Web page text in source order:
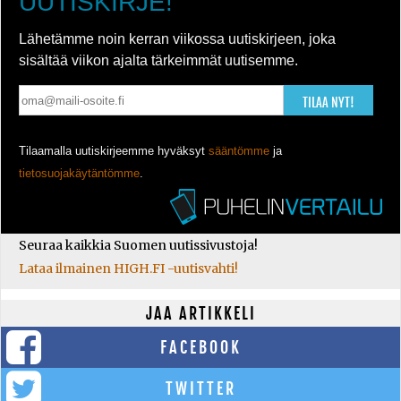
Lähetämme noin kerran viikossa uutiskirjeen, joka
sisältää viikon ajalta tärkeimmät uutisemme.
TILAA NYT!
Tilaamalla uutiskirjeemme hyväksyt sääntömme ja
tietosuojakäytäntömme.
Seuraa kaikkia Suomen uutissivustoja!
Lataa ilmainen HIGH.FI -uutisvahti!
JAA ARTIKKELI
FACEBOOK
TWITTER